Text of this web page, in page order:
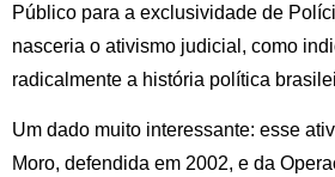
Público para a exclusividade de
nasceria o ativismo judicial, como
radicalmente a história política
Um dado muito interessante: esse
Moro, defendida em 2002, e da